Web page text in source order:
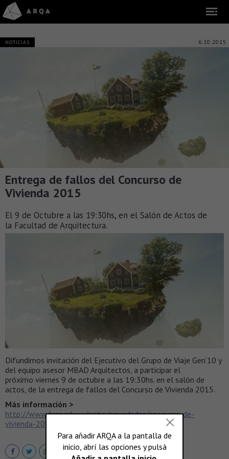
NOTICIAS 6.10.2015
Entrega de fallos del Concurso de
Vivienda 2015
El 9 de Octubre a las 19:30hs, en el Salón de Actos de
la Facultad de Arquitectura.
Difundimos invitación del Ejecutivo del Grupo de Viaje Gen’10 y
del equipo asesor MBAD Arquitectos, a participar el
próximo viernes 9 de octubre a las 19:30hs. en el salón de
actos, de la entrega de fallos del Concurso de Vivienda 2015.
Más información >
http://www.farq.edu.uy/patio/novedades/concurso-de-
vivienda-2015-7.html